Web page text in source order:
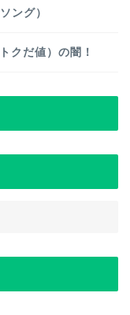
ング）
だ値）の闇！